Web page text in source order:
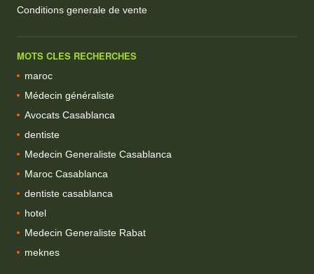
Conditions generale de vente
MOTS CLES RECHERCHES
maroc
Médecin généraliste
Avocats Casablanca
dentiste
Medecin Generaliste Casablanca
Maroc Casablanca
dentiste casablanca
hotel
Medecin Generaliste Rabat
meknes